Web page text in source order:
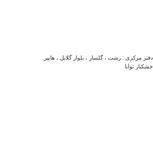
دفتر مرکزی : رشت ، گلسار ، بلوار گلایل ، هایپر
خشکبار توانا